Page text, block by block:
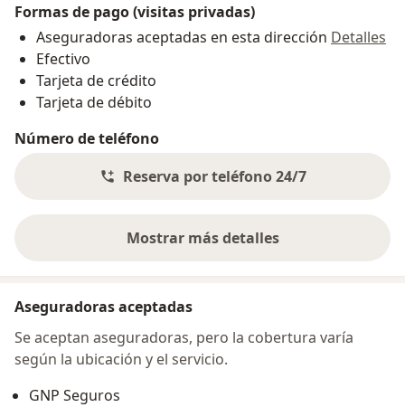
Formas de pago (visitas privadas)
Aseguradoras aceptadas en esta dirección Detalles
Efectivo
Tarjeta de crédito
Tarjeta de débito
Número de teléfono
Reserva por teléfono 24/7
Mostrar más detalles
sobre la dirección
Aseguradoras aceptadas
Se aceptan aseguradoras, pero la cobertura varía
según la ubicación y el servicio.
GNP Seguros